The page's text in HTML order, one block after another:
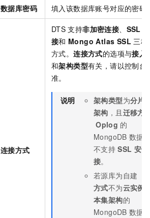
数据库密码 填入该数据库账号对应的密码
连接方式
DTS 支持非加密连接 SSL
接和 Mongo Atlas SSL 三
方式。连接方式的选项与接入
和架构类型有关，请以控制台
准。
说明 架构类型为分片
架构 ，且 迁移方
Oplog 的
MongoDB 数据
不支持 SSL 安
接。
若源库为自建（
方式不为云实例
本集架构的
MongoDB 数据